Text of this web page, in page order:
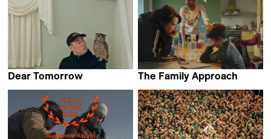
Dear Tomorrow
The Family Approach